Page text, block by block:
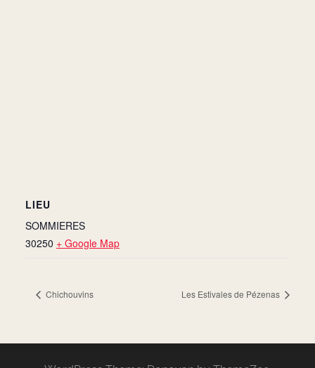
LIEU
SOMMIERES
30250 + Google Map
Chichouvins Les Estivales de Pézenas